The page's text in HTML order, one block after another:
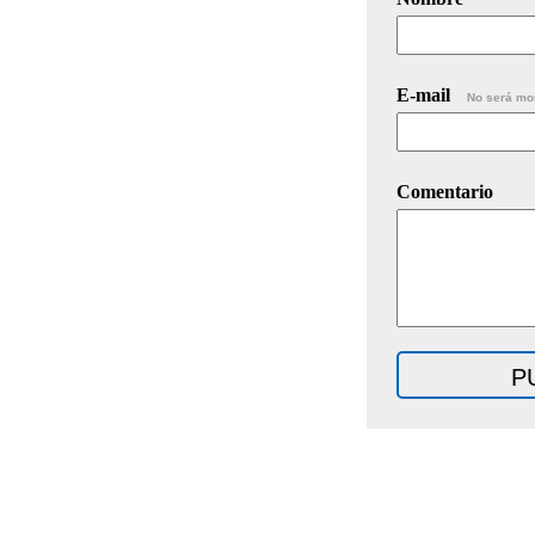
E-mail No será
Comentario